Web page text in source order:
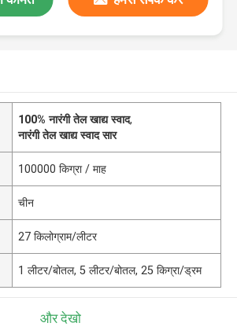
100% नारंगी तेल खाद्य स्वाद,
नारंगी तेल खाद्य स्वाद सार
100000 किग्रा / माह
चीन
27 किलोग्राम/लीटर
1 लीटर/बोतल, 5 लीटर/बोतल, 25 किग्रा/ड्रम
और देखो